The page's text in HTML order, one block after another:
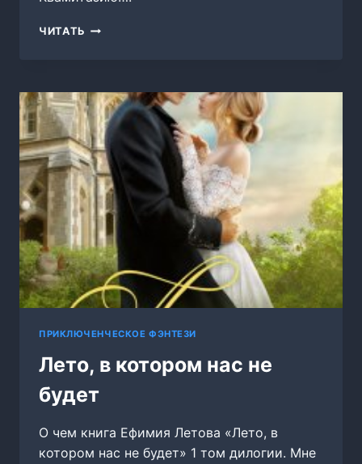
ЧИТАТЬ ДРАКОН
ВОЗВРАЩЕНИЕ
ИМПЕРАТОРА
ПРИКЛЮЧЕНЧЕСКОЕ ФЭНТЕЗИ
Лето, в котором нас не
будет
О чем книга Ефимия Летова «Лето, в
котором нас не будет» 1 том дилогии. Мне